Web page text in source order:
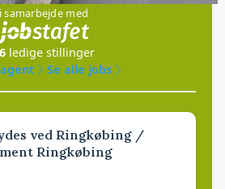
i samarbejde med
ledige stillinger
Se alle jobs
ved Ringkøbing /
Ringkøbing